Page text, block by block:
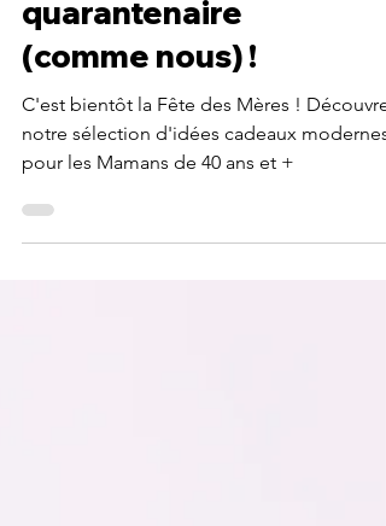
pour une maman
quarantenaire
(comme nous) !
C'est bientôt la Fête des Mères ! Découvrez
notre sélection d'idées cadeaux modernes
pour les Mamans de 40 ans et +